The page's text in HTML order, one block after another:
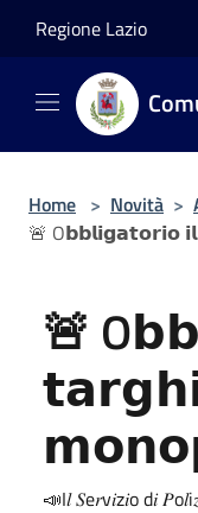
Regione Lazio
Home > Novità >
🚨 O𝗯𝗯𝗹𝗶𝗴𝗮𝘁𝗼𝗿𝗶𝗼
🚨
📣I𝑙 𝑆e𝑟v𝑖z𝑖o d𝑖